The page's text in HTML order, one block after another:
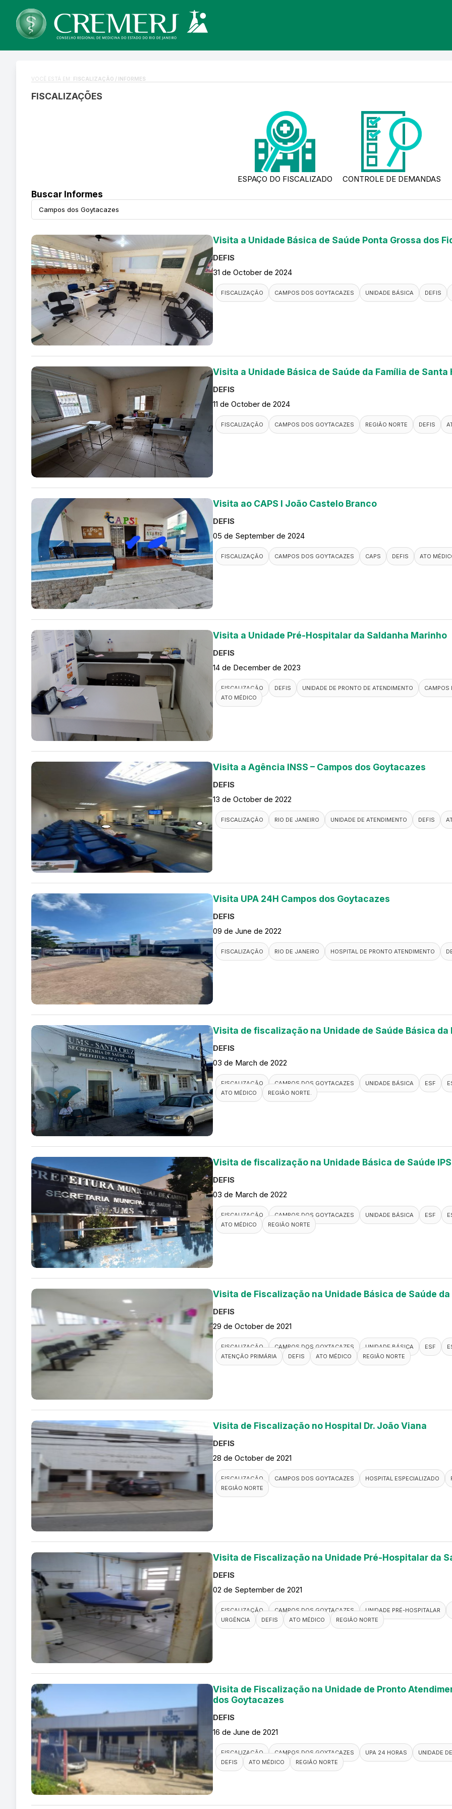
VOCÊ ESTÁ EM: FISCALIZAÇÃO / INFORMES
FISCALIZAÇÕES
ESPAÇO DO FISCALIZADO CONTROLE DE DEMANDAS
Buscar Informes
Visita a Unidade Básica de Saúde Ponta Grossa dos
DEFIS
31 de October de 2024
FISCALIZAÇÃO CAMPOS DOS GOYTACAZES UNIDADE BÁSICA DEFIS
Visita a Unidade Básica de Saúde da Família de Santa
DEFIS
11 de October de 2024
FISCALIZAÇÃO CAMPOS DOS GOYTACAZES REGIÃO NORTE DEFIS
Visita ao CAPS I João Castelo Branco
DEFIS
05 de September de 2024
FISCALIZAÇÃO CAMPOS DOS GOYTACAZES CAPS DEFIS ATO
Visita a Unidade Pré-Hospitalar da Saldanha Marinho
DEFIS
14 de December de 2023
FISCALIZAÇÃO DEFIS UNIDADE DE PRONTO DE ATENDIMENTO
CAMPOS
ATO MÉDICO
Visita a Agência INSS – Campos dos Goytacazes
DEFIS
13 de October de 2022
FISCALIZAÇÃO RIO DE JANEIRO UNIDADE DE ATENDIMENTO DEFIS
Visita UPA 24H Campos dos Goytacazes
DEFIS
09 de June de 2022
FISCALIZAÇÃO RIO DE JANEIRO HOSPITAL DE PRONTO ATENDIMENTO
Visita de fiscalização na Unidade de Saúde Básica da
DEFIS
03 de March de 2022
FISCALIZAÇÃO CAMPOS DOS GOYTACAZES UNIDADE BÁSICA ESF
ATO MÉDICO
REGIÃO NORTE.
Visita de fiscalização na Unidade Básica de Saúde IPS
DEFIS
03 de March de 2022
FISCALIZAÇÃO CAMPOS DOS GOYTACAZES UNIDADE BÁSICA ESF
ATO MÉDICO
REGIÃO NORTE
Visita de Fiscalização na Unidade Básica de Saúde da
DEFIS
29 de October de 2021
FISCALIZAÇÃO CAMPOS DOS GOYTACAZES UNIDADE BÁSICA ESF
ATENÇÃO PRIMÁRIA
DEFIS ATO MÉDICO REGIÃO NORTE
Visita de Fiscalização no Hospital Dr. João Viana
DEFIS
28 de October de 2021
FISCALIZAÇÃO CAMPOS DOS GOYTACAZES HOSPITAL ESPECIALIZADO
REGIÃO NORTE
Visita de Fiscalização na Unidade Pré-Hospitalar da
DEFIS
02 de September de 2021
FISCALIZAÇÃO CAMPOS DOS GOYTACAZES UNIDADE PRÉ-HOSPITALAR
URGÊNCIA
DEFIS ATO MÉDICO REGIÃO NORTE
Visita de Fiscalização na Unidade de Pronto
dos Goytacazes
DEFIS
16 de June de 2021
FISCALIZAÇÃO CAMPOS DOS GOYTACAZES UPA 24 HORAS
UNIDADE
DEFIS
ATO MÉDICO REGIÃO NORTE